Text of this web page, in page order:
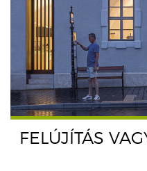
FELÚJÍTÁS